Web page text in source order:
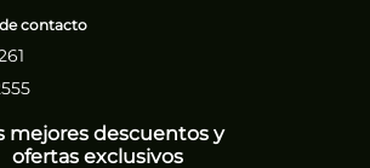
contacto
mejores descuentos y
ofertas exclusivos